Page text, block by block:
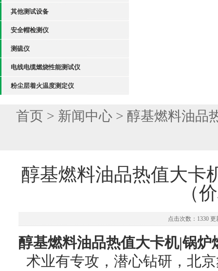
其他测试设备
安全帽检测仪
测硫仪
电线电缆燃烧性能测试仪
粉尘层着火温度测定仪
首页 > 新闻中心 > 醇基燃料油品
醇基燃料油品热值大卡
（
点击次数：1330 更
醇基燃料油品热值大卡机|锅
术业有专攻，潜心钻研， 北